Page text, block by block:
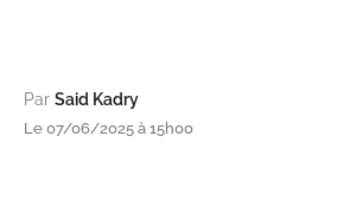
Par Said Kadry
Le 07/06/2025 à 15h00